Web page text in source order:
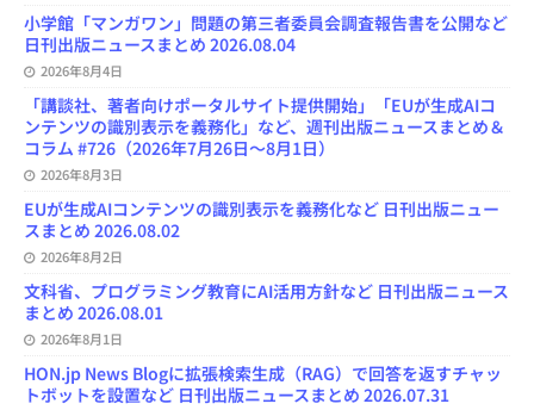
小学館「マンガワン」問題の第三者委員会調査報告書を公開など
日刊出版ニュースまとめ 2026.08.04
2026年8月4日
「講談社、著者向けポータルサイト提供開始」「EUが生成AIコ
ンテンツの識別表示を義務化」など、週刊出版ニュースまとめ＆
コラム #726（2026年7月26日～8月1日）
2026年8月3日
EUが生成AIコンテンツの識別表示を義務化など 日刊出版ニュー
スまとめ 2026.08.02
2026年8月2日
文科省、プログラミング教育にAI活用方針など 日刊出版ニュース
まとめ 2026.08.01
2026年8月1日
HON.jp News Blogに拡張検索生成（RAG）で回答を返すチャッ
トボットを設置など 日刊出版ニュースまとめ 2026.07.31